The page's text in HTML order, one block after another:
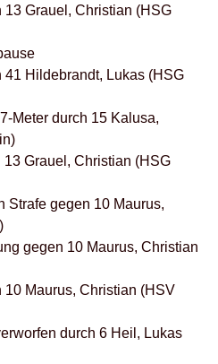
Grauel, Christian (HSG
Hildebrandt, Lukas (HSG
durch 15 Kalusa,
Grauel, Christian (HSG
gegen 10 Maurus,
gegen 10 Maurus, Christian
Maurus, Christian (HSV
durch 6 Heil, Lukas